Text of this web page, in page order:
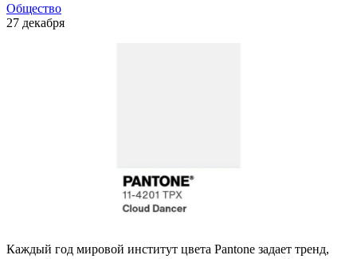
Общество
27 декабря
Каждый год мировой институт цвета Pantone задает тренд,